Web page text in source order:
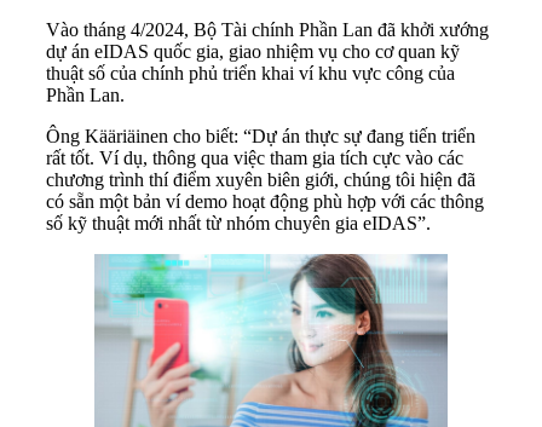
Vào tháng 4/2024, Bộ Tài chính Phần Lan đã khởi xướng
dự án eIDAS quốc gia, giao nhiệm vụ cho cơ quan kỹ
thuật số của chính phủ triển khai ví khu vực công của
Phần Lan.
Ông Kääriäinen cho biết: “Dự án thực sự đang tiến triển
rất tốt. Ví dụ, thông qua việc tham gia tích cực vào các
chương trình thí điểm xuyên biên giới, chúng tôi hiện đã
có sẵn một bản ví demo hoạt động phù hợp với các thông
số kỹ thuật mới nhất từ nhóm chuyên gia eIDAS”.